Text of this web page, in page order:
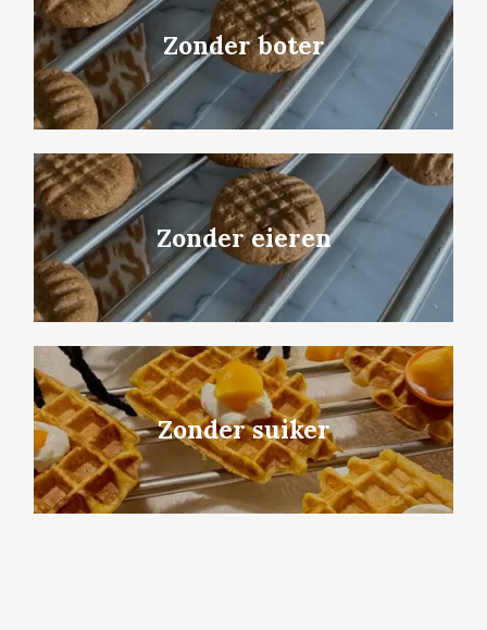
Zonder boter
Zonder eieren
Zonder suiker